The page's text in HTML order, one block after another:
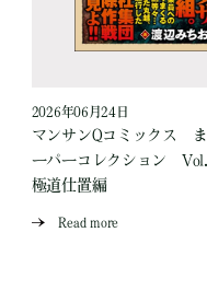
2026年06月24日
マンサンQコミックス
ーパーコレクション
極道仕置編
Read more